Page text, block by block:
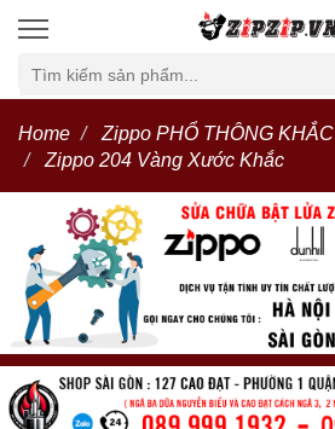
Home
Zippo PHỔ THÔNG KHẮC
Zippo 204 Vàng Xước Khắc